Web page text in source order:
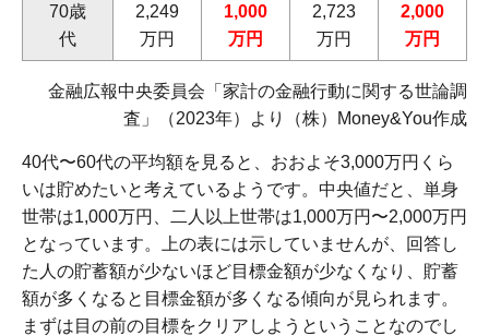
70歳
代
2,249
万円
1,000
万円
2,723
万円
2,000
万円
金融広報中央委員会「家計の金融行動に関する世論調
査」（2023年）より（株）Money&You作成
40代〜60代の平均額を見ると、おおよそ3,000万円くら
いは貯めたいと考えているようです。中央値だと、単身
世帯は1,000万円、二人以上世帯は1,000万円〜2,000万円
となっています。上の表には示していませんが、回答し
た人の貯蓄額が少ないほど目標金額が少なくなり、貯蓄
額が多くなると目標金額が多くなる傾向が見られます。
まずは目の前の目標をクリアしようということなのでし